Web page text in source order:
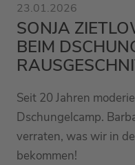
23.01.2026
SONJA
BEIM
Seit 20 Jahren
Dschungelcamp.
verraten, was wir in
bekommen!